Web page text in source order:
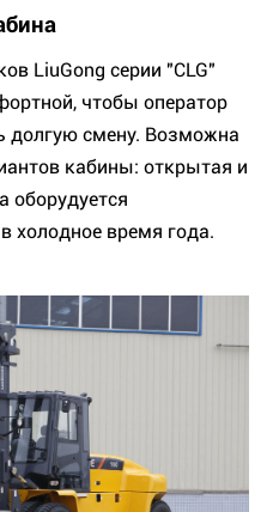
LiuGong серии "CLG"
чтобы оператор
долгую смену. Возможна
кабины: открытая и
оборудуется
холодное время года.